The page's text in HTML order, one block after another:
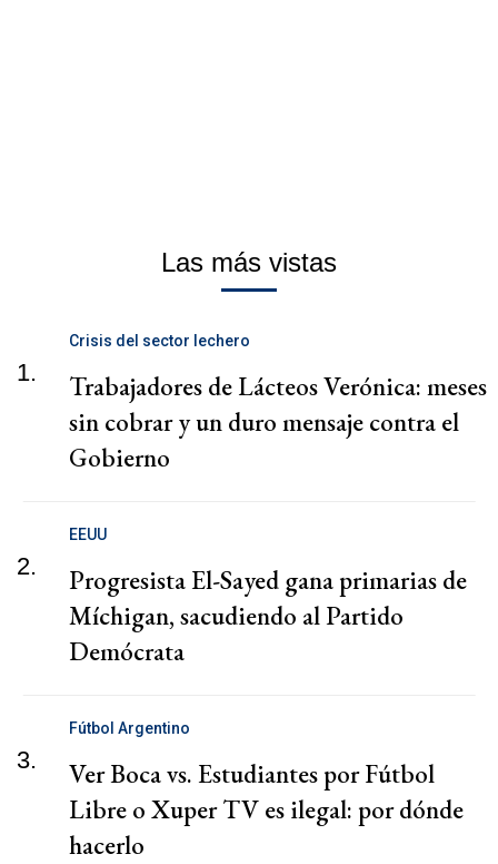
Las más vistas
1.
Crisis del sector lechero
Trabajadores de Lácteos Verónica: meses
sin cobrar y un duro mensaje contra el
Gobierno
2.
EEUU
Progresista El-Sayed gana primarias de
Míchigan, sacudiendo al Partido
Demócrata
3.
Fútbol Argentino
Ver Boca vs. Estudiantes por Fútbol
Libre o Xuper TV es ilegal: por dónde
hacerlo